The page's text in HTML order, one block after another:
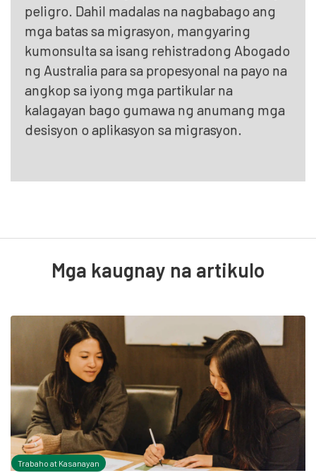
peligro. Dahil madalas na nagbabago ang
mga batas sa migrasyon, mangyaring
kumonsulta sa isang rehistradong Abogado
ng Australia para sa propesyonal na payo na
angkop sa iyong mga partikular na
kalagayan bago gumawa ng anumang mga
desisyon o aplikasyon sa migrasyon.
Mga kaugnay na artikulo
Trabaho at Kasanayan